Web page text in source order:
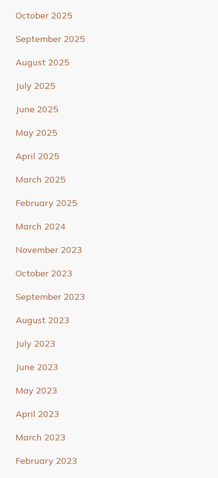
October 2025
September 2025
August 2025
July 2025
June 2025
May 2025
April 2025
March 2025
February 2025
March 2024
November 2023
October 2023
September 2023
August 2023
July 2023
June 2023
May 2023
April 2023
March 2023
February 2023